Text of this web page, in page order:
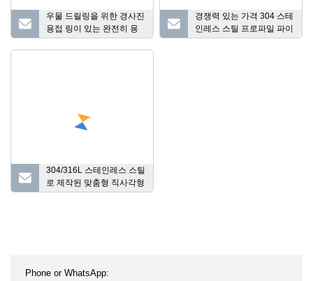
우물 드릴링을 위한 경사진
용접 링이 있는 완전히 용
접된 스테인레스 스틸 쐐기
경쟁력 있는 가격 304 스테
인레스 스틸 프로파일 파이
프 제조업체 정사각형/직사
304/316L 스테인레스 스틸
로 제작된 맞춤형 직사각형
사각형 튜브 슬롯형 튜브